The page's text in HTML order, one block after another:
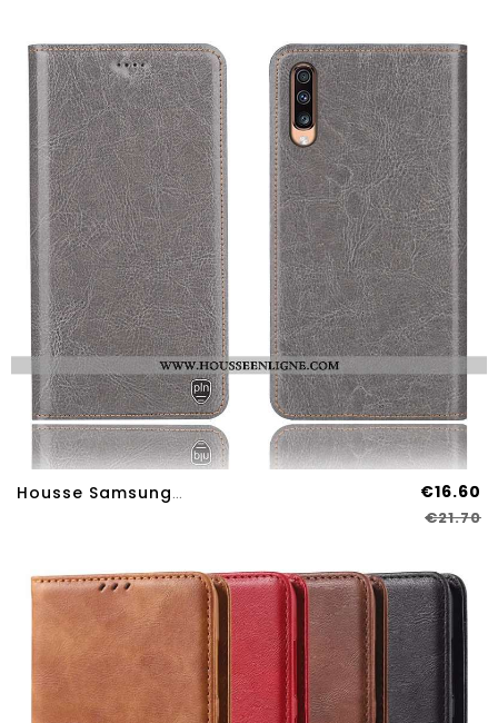
Housse Samsung Galaxy A70s Cuir Véritable Modèle Fleurie Gris Incassable Téléphone Portable Protecti €16.60
€21.70